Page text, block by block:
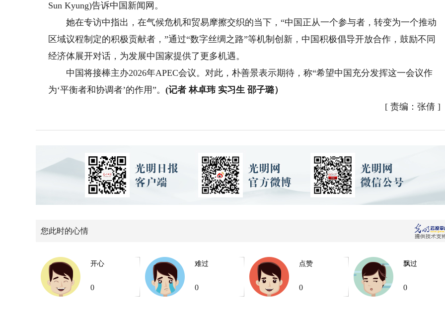
Sun Kyung)告诉中国新闻网。
她在专访中指出，在气候危机和贸易摩擦交织的当下，“中国正从一个参与者，转变为一个推动
区域议程制定的积极贡献者，”通过“数字丝绸之路”等机制创新，中国积极倡导开放合作，鼓励不同
经济体展开对话，为发展中国家提供了更多机遇。
中国将接棒主办2026年APEC会议。对此，朴善景表示期待，称“希望中国充分发挥这一会议作
为‘平衡者和协调者’的作用”。(记者 林卓玮 实习生 邵子璐）
[ 责编：张倩 ]
您此时的心情
开心
0
难过
0
点赞
0
飘过
0